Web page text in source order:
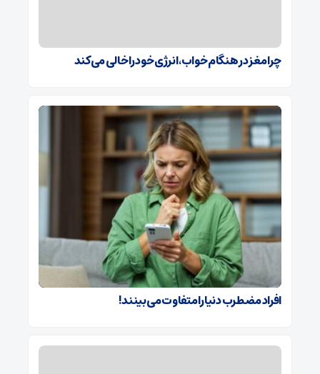
چرا مغز در هنگام خواب، انرژی خود را خالی می‌کند
افراد مضطرب دنیا را متفاوت می بینند!